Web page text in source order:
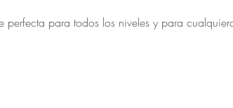
perfecta para todos los niveles y para